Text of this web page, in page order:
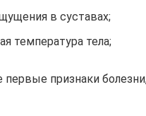
в суставах;
температура тела;
признаки